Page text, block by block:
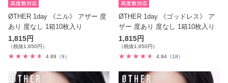
ØTHER 1day 《ニル》 アザー 度
あり 度なし 1箱10枚入り
1,815円
（税抜1,650円）
4.89 （9）
ØTHER 1day 《ゴッドレス》 ア
ザー 度あり 度なし 1箱10枚入り
1,815円
（税抜1,650円）
4.94 （18）